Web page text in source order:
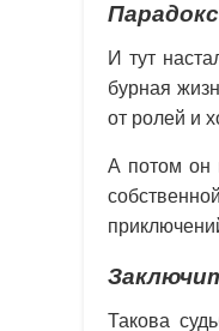
И тут
бурная
от ролей и
А потом он
Такова